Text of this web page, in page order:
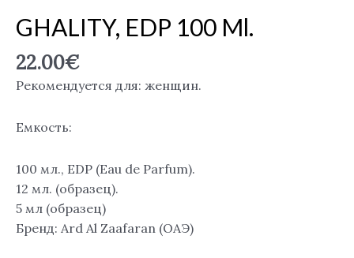
GHALITY, EDP 100 Ml.
22.00€
Рекомендуется для: женщин.
Емкость:
100 мл., EDP (Eau de Parfum).
12 мл. (образец).
5 мл (образец)
Бренд: Ard Al Zaafaran (ОАЭ)